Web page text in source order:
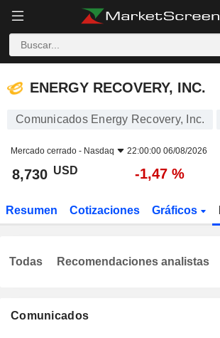
ENERGY RECOVERY, INC.
ENERGY RECOVERY, INC.
Comunicados Energy Recovery, Inc.
Mercado cerrado - Nasdaq 22:00:00 06/08/2026
8,730 USD -1,47 %
Resumen Cotizaciones Gráficos
Comunicados
Todas Recomendaciones analistas